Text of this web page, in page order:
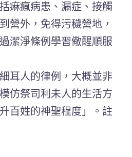
痳瘋病患、漏症、接觸
營外，免得污穢營地，
潔淨條例學習儆醒順服
耳人的律例，大概並非
仿祭司利未人的生活方
百姓的神聖程度」。註